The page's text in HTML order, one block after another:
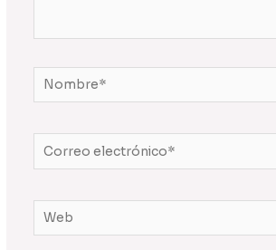
Nombre*
Correo
electrónico*
Web